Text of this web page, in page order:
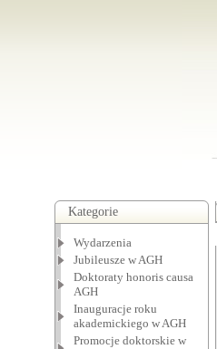
Kategorie
Wydarzenia
Jubileusze w AGH
Doktoraty honoris causa
AGH
Inauguracje roku
akademickiego w AGH
Promocje doktorskie w